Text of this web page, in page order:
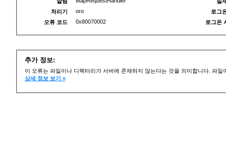
처리기
oro
오류 코드
0x80070002
로그
로그온
추가 정보:
이 오류는 파일이나 디렉터리가 서버에 존재하지 않는다는 것을 의미합니다. 파
상세 정보 보기 »